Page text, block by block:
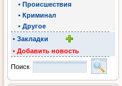
• Происшествия
• Криминал
• Другое
• Закладки
• Добавить новость
Поиск